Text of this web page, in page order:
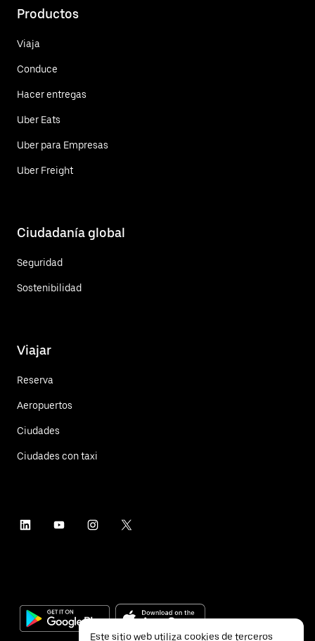
Productos
Viaja
Conduce
Hacer entregas
Uber Eats
Uber para Empresas
Uber Freight
Ciudadanía global
Seguridad
Sostenibilidad
Viajar
Reserva
Aeropuertos
Ciudades
Ciudades con taxi
Este sitio web utiliza cookies de terceros